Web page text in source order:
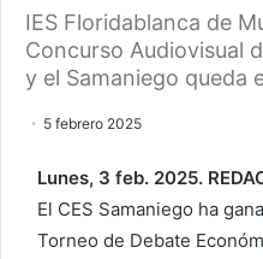
IES Floridablanca de
Concurso Audiovisual
y el Samaniego queda
5 febrero 2025
Lunes, 3 feb. 2025.
El CES Samaniego ha
Torneo de Debate